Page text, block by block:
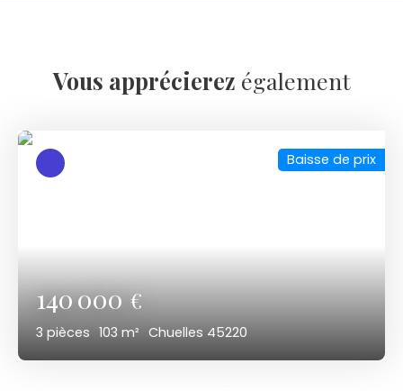
Vous apprécierez également
140 000€
3 pièces 103 m² Chuelles 45220
Baisse de prix